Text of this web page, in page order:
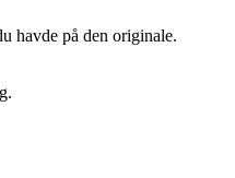
havde på den originale.